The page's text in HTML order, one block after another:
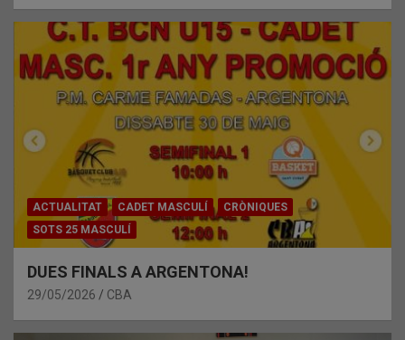
ACTUALITAT CADET MASCULÍ
CRÒNIQUES
SOTS 25 MASCULÍ
DUES FINALS A ARGENTONA!
29/05/2026 CBA